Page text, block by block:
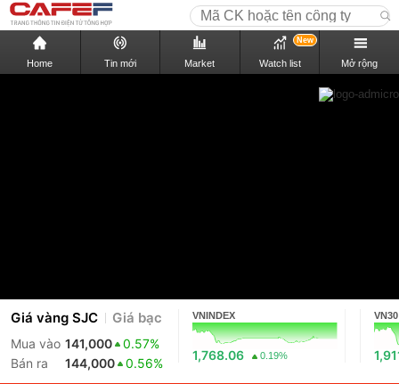
Home Tin mới Market Watch list
New
Mở rộng
Giá vàng SJC Giá bạc
Mua vào 141,000
0.57%
Bán ra
144,000 0.56%
VNINDEX
1,768.06 0.19%
VN30